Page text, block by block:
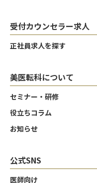
受付カウンセラー求人
正社員求人を探す
美医転科について
セミナー・研修
役立ちコラム
お知らせ
公式SNS
医師向け